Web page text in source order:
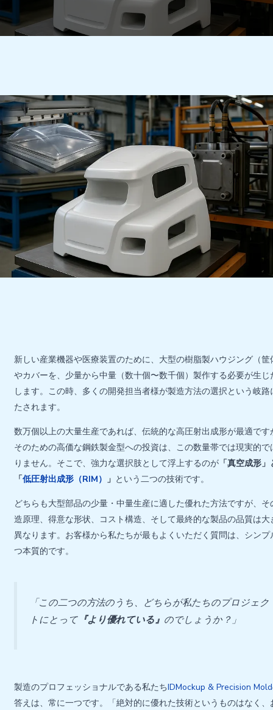
新しい産業機器や医療装置のために、大型の樹脂製ハウジング（筐
やカバーを、少量から中量（数十個〜数千個）製作する必要が生じ
します。この時、多くの開発担当者様が製造方法の選択という岐路
たされます。
数万個以上の大量生産であれば、伝統的な高圧射出成形が最適です
そのための高価な鋼鉄製金型への投資は、この数量帯では現実的で
りません。そこで、強力な選択肢として浮上するのが 「真空成形」
「低圧射出成形（RIM） 」 という二つの技術です。
どちらも大型部品の少量・中量生産に適した優れた方法ですが、そ
造原理、得意な形状、コスト構造、そして最終的な製品の品質は大
異なります。お客様から私たちが最もよくいただく質問は、シンプ
つ本質的です。
「この二つの方法のうち、どちらが私たちのプロジェク
トにとって 『より優れている』 のでしょうか？」
製造のプロフェッショナルである私たちIDMockup & Precision Mold
答えは、常に一つです。「絶対的に優れた技術というものはなく、